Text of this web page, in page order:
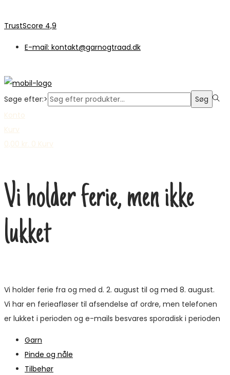
TrustScore 4,9
E-mail: kontakt@garnogtraad.dk
Søge efter:>
Søg
Konto
Kurv
0,00 kr. 0 Kurv
Vi holder ferie, men ikke
lukket
Vi holder ferie fra og med d. 2. august til og med 8. august.
Vi har en ferieafløser til afsendelse af ordre, men telefonen
er lukket i perioden og e-mails besvares sporadisk i perioden
Garn
Pinde og nåle
Tilbehør